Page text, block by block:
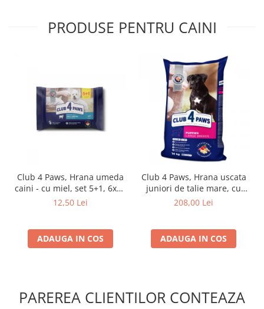
PRODUSE PENTRU CAINI
Club 4 Paws, Hrana umeda
caini - cu miel, set 5+1, 6x80
g
12,50 Lei
ADAUGA IN COS
Club 4 Paws, Hrana uscata
juniori de talie mare, cu
pui, 14kg
208,00 Lei
ADAUGA IN COS
PAREREA CLIENTILOR CONTEAZA